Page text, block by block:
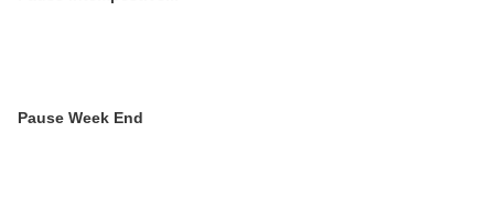
Pause Week End